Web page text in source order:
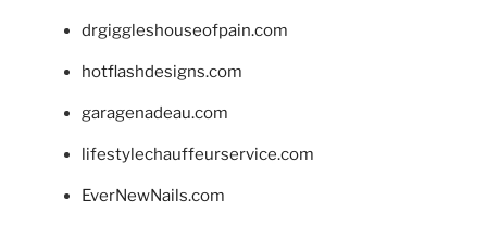
drgiggleshouseofpain.com
hotflashdesigns.com
garagenadeau.com
lifestylechauffeurservice.com
EverNewNails.com